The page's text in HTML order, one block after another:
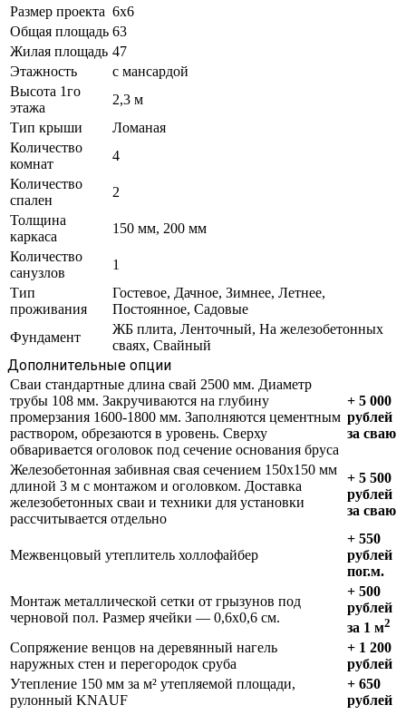
Размер проекта 6x6
Общая площадь 63
Жилая площадь 47
Этажность
с мансардой
Высота 1го
этажа
2,3 м
Тип крыши
Ломаная
Количество
комнат
4
Количество
спален
2
Толщина
каркаса
150 мм, 200 мм
Количество
санузлов
1
Тип
проживания
Гостевое, Дачное, Зимнее, Летнее,
Постоянное, Садовые
Фундамент
ЖБ плита, Ленточный, На железобетонных
сваях, Свайный
Дополнительные опции
Сваи стандартные длина свай 2500 мм. Диаметр
трубы 108 мм. Закручиваются на глубину
промерзания 1600-1800 мм. Заполняются цементным
раствором, обрезаются в уровень. Сверху
обваривается оголовок под сечение основания бруса
+ 5 000
рублей
за сваю
Железобетонная забивная свая сечением 150х150 мм
длиной 3 м с монтажом и оголовком. Доставка
железобетонных сваи и техники для установки
рассчитывается отдельно
+ 5 500
рублей
за сваю
Межвенцовый утеплитель холлофайбер
+ 550
рублей
пог.м.
Монтаж металлической сетки от грызунов под
черновой пол. Размер ячейки — 0,6х0,6 см.
+ 500
рублей
за 1 м2
Сопряжение венцов на деревянный нагель
наружных стен и перегородок сруба
+ 1 200
рублей
Утепление 150 мм за м² утепляемой площади,
рулонный KNAUF
+ 650
рублей